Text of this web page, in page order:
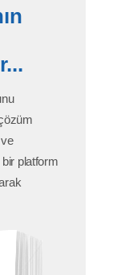
platform